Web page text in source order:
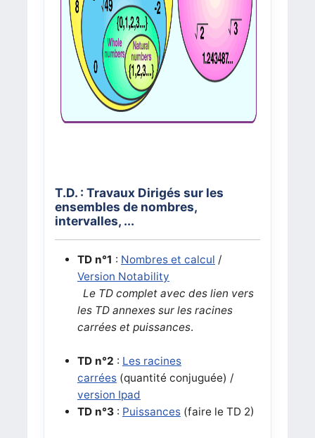
T.D. : Travaux Dirigés sur les
ensembles de nombres,
intervalles, ...
TD n°1 : Nombres et calcul /
Version Notability
Le TD complet avec des lien vers
les TD annexes sur les racines
carrées et puissances.
TD n°2 : Les racines
carrées(quantité conjuguée) /
version Ipad
TD n°3: Puissances(faire le TD 2)